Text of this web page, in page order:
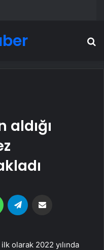
aldığı
WhatsApp
ilk olarak 2022 yılında